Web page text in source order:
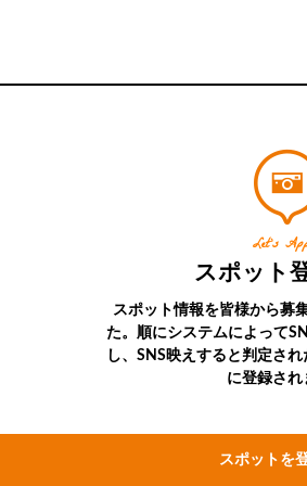
Let’s
スポット
スポット情報を皆様から募
た。順にシステムによって
し、SNS映えすると判定さ
に登録され
スポットを